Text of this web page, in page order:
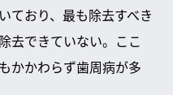
ており、最も除去すべき
去できていない。ここ
かかわらず歯周病が多